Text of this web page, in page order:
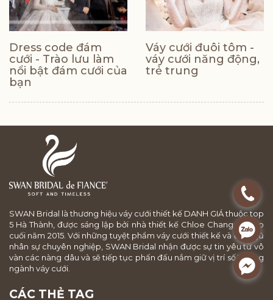
Dress code đám
cưới - Trào lưu làm
nổi bật đám cưới của
bạn
Váy cưới đuôi tôm -
váy cưới năng động,
trẻ trung
SWAN Bridal là thương hiệu váy cưới thiết kế DANH GIÁ thuộc top
5 Hà Thành, được sáng lập bởi nhà thiết kế Chloe Chang Vũ vào
cuối năm 2015. Với những tuyệt phẩm váy cưới thiết kế và đội ngũ
nhân sự chuyên nghiệp, SWAN Bridal nhận được sự tin yêu từ vô
vàn các nàng dâu và sẽ tiếp tục phấn đấu nắm giữ vị trí số 1 trong
ngành váy cưới.
CÁC THẺ TAG
.
.
.